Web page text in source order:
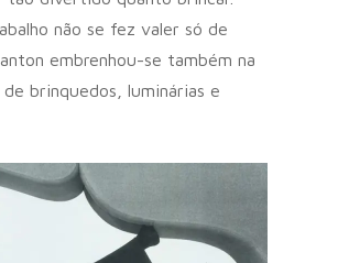
não se fez valer só de
embrenhou-se também na
de brinquedos, luminárias e